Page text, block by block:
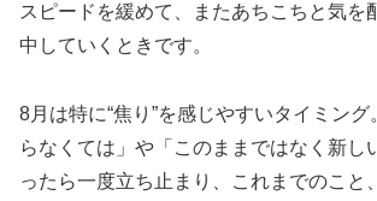
スピードを緩めて、またあちこちと気を
中していくときです。
8月は特に“焦り”を感じやすいタイミン
らなくては」や「このままではなく新
ったら一度立ち止まり、これまでのこと